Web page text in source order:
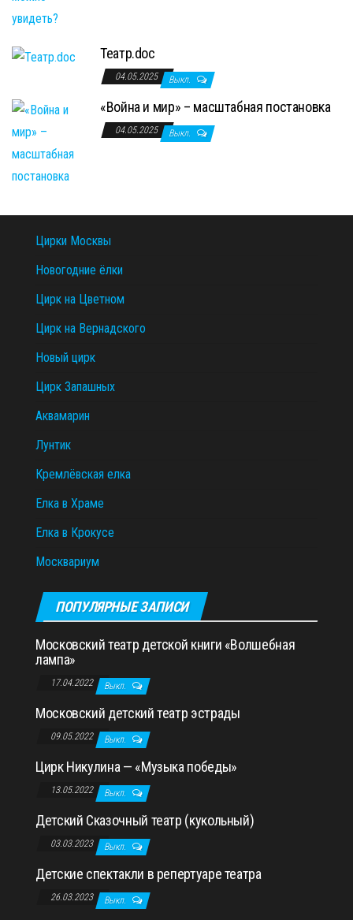
Театр.doc
04.05.2025 Выкл.
«Война и мир» – масштабная постановка
04.05.2025 Выкл.
Цирки Москвы
Новогодние ёлки
Цирк на Цветном
Цирк на Вернадского
Новый цирк
Цирк Запашных
Аквамарин
Лунтик
Кремлёвская елка
Елка в Храме
Елка в Крокусе
Москвариум
ПОПУЛЯРНЫЕ ЗАПИСИ
Московский театр детской книги «Волшебная
лампа»
17.04.2022 Выкл.
Московский детский театр эстрады
09.05.2022 Выкл.
Цирк Никулина — «Музыка победы»
13.05.2022 Выкл.
Детский Сказочный театр (кукольный)
03.03.2023 Выкл.
Детские спектакли в репертуаре театра
26.03.2023 Выкл.